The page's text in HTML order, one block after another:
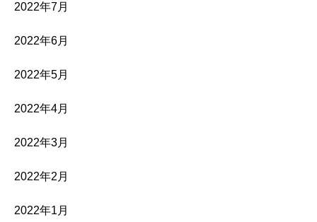
2022年7月
2022年6月
2022年5月
2022年4月
2022年3月
2022年2月
2022年1月